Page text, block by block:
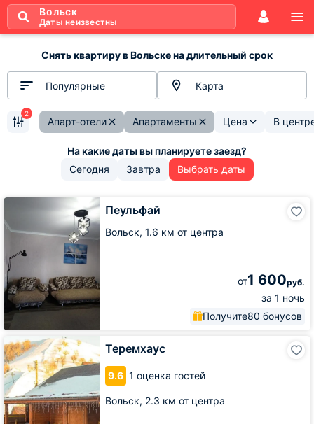
Вольск
Даты неизвестны
Снять квартиру в Вольске на длительный срок
Популярные Карта
Апарт-отели Апартаменты Цена В
2
Сегодня Завтра Выбрать даты
Пеульфай
Вольск, 1.6 км от центра
от1 600руб.
за 1 ночь
Получите80 бонусов
Пеульфай
Теремхаус
9.6 1 оценка гостей
Вольск, 2.3 км от центра
Теремхаус